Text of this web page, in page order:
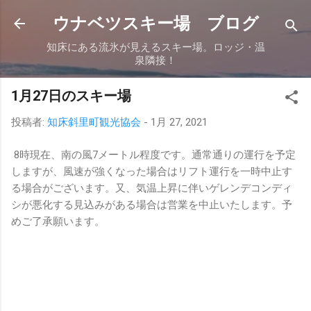
スキップしてメイン コンテンツに移動
ウナベツスキー場 ブログ
知床にある流氷が見えるスキー場。ロッジ・温
泉隣接！
1月27日のスキー場
投稿者: 知床斜里町観光協会 - 1月 27, 2021
8時現在、南の風7メートル程度です。通常通りの運行を予定
しますが、風速が強くなった場合はリフト運行を一時中止す
る場合がございます。又、気温上昇に伴いゲレンデコンディ
シが悪化する見込みがある場合は営業を中止いたします。予
めご了承願います。